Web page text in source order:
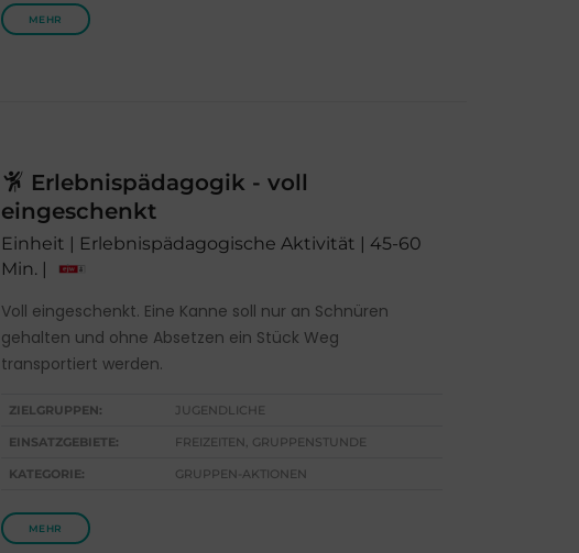
MEHR
Erlebnispädagogik - voll
eingeschenkt
Einheit | Erlebnispädagogische Aktivität | 45-60
Min. |
Voll eingeschenkt. Eine Kanne soll nur an Schnüren
gehalten und ohne Absetzen ein Stück Weg
transportiert werden.
ZIELGRUPPEN: JUGENDLICHE
EINSATZGEBIETE: FREIZEITEN, GRUPPENSTUNDE
KATEGORIE: GRUPPEN-AKTIONEN
MEHR